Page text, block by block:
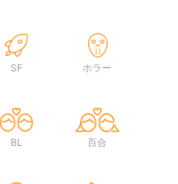
SF ホラー
BL 百合